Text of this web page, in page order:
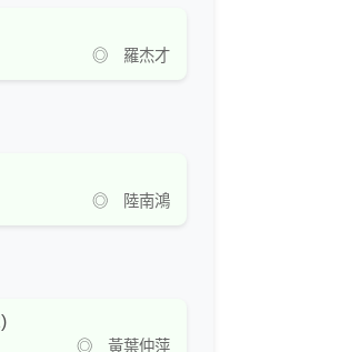
◎ 羅杰才
◎ 陸南鴻
◎ 黃葉仲萍